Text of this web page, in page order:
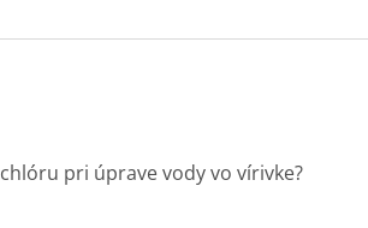
pri úprave vody vo vírivke?